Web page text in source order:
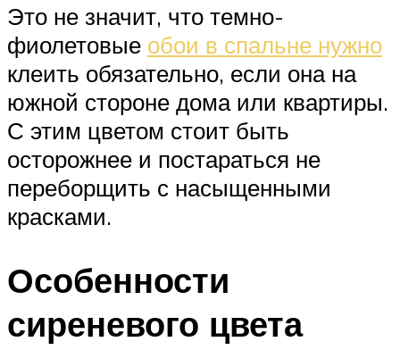
Это не значит, что темно-
фиолетовые обои в спальне нужно
клеить обязательно, если она на
южной стороне дома или квартиры.
С этим цветом стоит быть
осторожнее и постараться не
переборщить с насыщенными
красками.
Особенности
сиреневого цвета